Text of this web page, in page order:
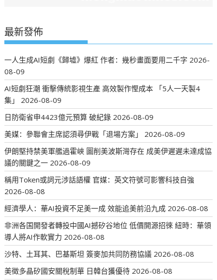
最新發佈
一人生成AI短劇《歸墟》爆紅 作者：幾秒畫面要用二千字 2026-
08-09
AI短劇狂潮 衝擊傳統影視生產 高效製作慳成本 「5人一天製4
集」
2026-08-09
日防衛省申4423億元預算 破紀錄 2026-08-09
美媒：參聯會主席認須尋伊戰「退場方案」
2026-08-09
伊朗堅持禁美軍艦過霍峽 圖削美波斯灣存在 成美伊遲遲未達成協
議的關鍵之一 2026-08-09
稱用Token或詞元涉話語權 官媒：英文符號可影響科技自強
2026-08-08
經濟學人：華AI投資不足美一成 效能追美前沿九成 2026-08-08
非洲各国開發者轉投中國AI撼矽谷地位 低價開源招徠 紐時：華領
導人將AI作軟實力 2026-08-08
沙特、土耳其、巴基斯坦 簽麥加共同防務協議 2026-08-08
美徵多晶矽國安關稅制華 日韓台獲優待 2026-08-08